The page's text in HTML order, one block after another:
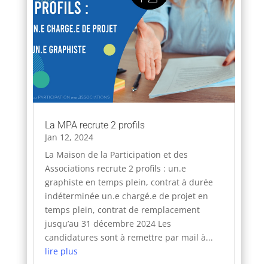
La MPA recrute 2 profils
Jan 12, 2024
La Maison de la Participation et des
Associations recrute 2 profils : un.e
graphiste en temps plein, contrat à durée
indéterminée un.e chargé.e de projet en
temps plein, contrat de remplacement
jusqu’au 31 décembre 2024 Les
candidatures sont à remettre par mail à...
lire plus